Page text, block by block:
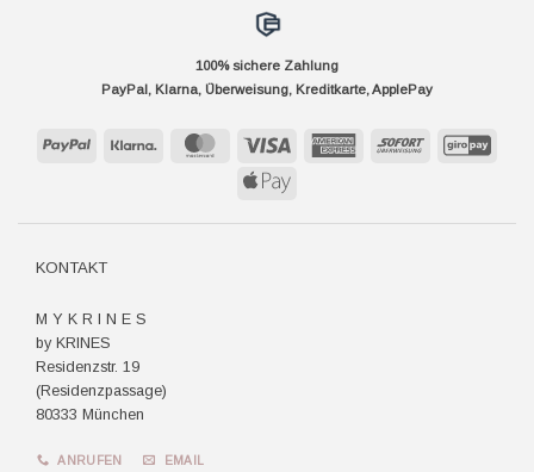
100% sichere Zahlung
PayPal, Klarna, Überweisung, Kreditkarte, ApplePay
PayPal Klarna MasterCard Visa
AmericanSofort
Apple
KONTAKT
M Y K R I N E S
by KRINES
Residenzstr. 19
(Residenzpassage)
80333 München
ANRUFEN EMAIL